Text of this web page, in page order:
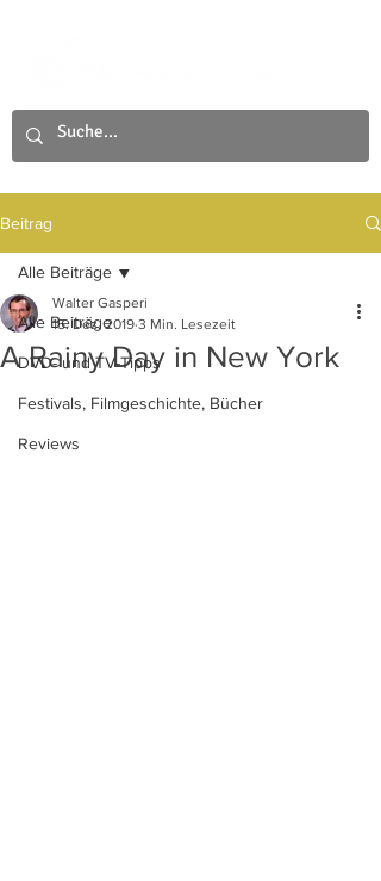
Beitrag
Alle Beiträge
DVD- und TV-Tipps
Festivals, Filmgeschichte, Bücher
Reviews
Alle Beiträge
A Rainy Day in New York
Walter Gasperi
15. Dez. 2019 3 Min. Lesezeit